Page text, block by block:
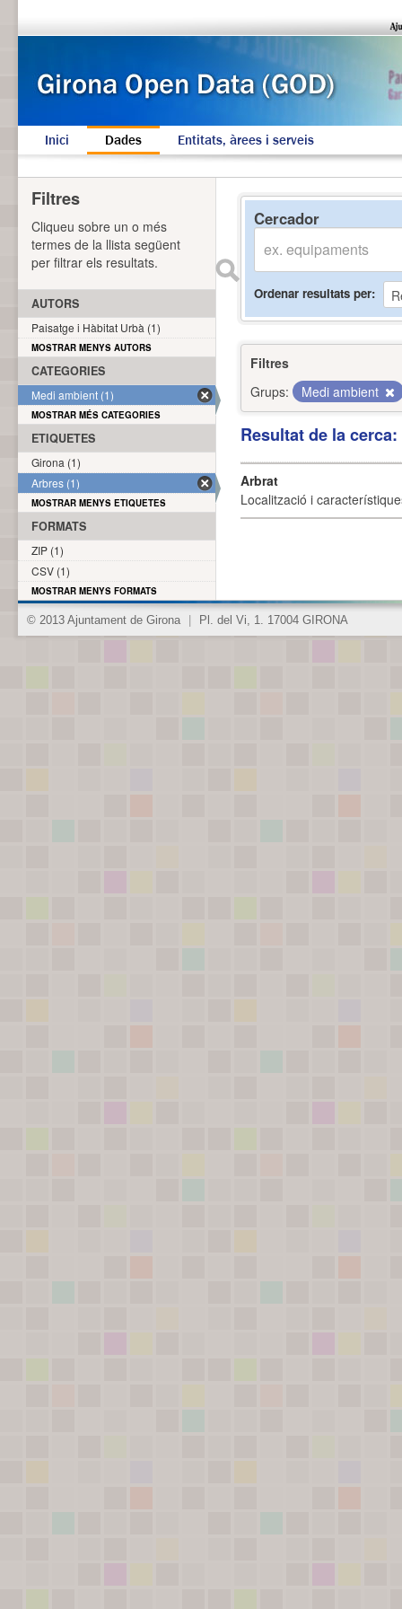
Inici Dades Entitats, àrees i serveis
Cercador
Ordenar resultats per
Filtres
Grups:
Medi ambient
Resultat de la
Arbrat
Localització i
Filtres
Cliqueu sobre un o més
termes de la llista següent
per filtrar els resultats.
AUTORS
Paisatge i Hàbitat Urbà (1)
MOSTRAR MENYS AUTORS
CATEGORIES
Medi ambient (1)
MOSTRAR MÉS CATEGORIES
ETIQUETES
Girona (1)
Arbres (1)
MOSTRAR MENYS ETIQUETES
FORMATS
ZIP (1)
CSV (1)
MOSTRAR MENYS FORMATS
© 2013 Ajuntament de Girona Pl. del Vi, 1. 17004 GIRONA